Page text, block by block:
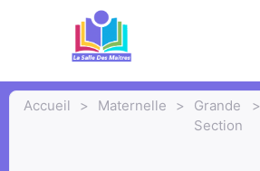
Accueil > Maternelle >
Grande
Section
>